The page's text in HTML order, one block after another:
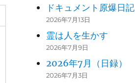
ドキュメント原爆日記
2026年7月13日
霊は人を生かす
2026年7月9日
2026年7月（日録）
2026年7月3日